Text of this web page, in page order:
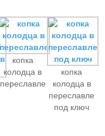
копка
колодца в
переславле
копка
колодца в
переславле
под ключ